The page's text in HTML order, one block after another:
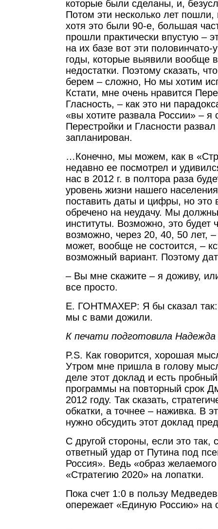
которые были сделаны, и,
Потом эти несколько лет
хотя это были 90-е, большая
прошли практически впустую –
на их базе вот эти
годы, которые выявили вообще
недостатки. Поэтому сказать,
берем – сложно, Но мы хотим
Кстати, мне очень нравится
Гласность, – как это ни
«вы хотите развала России» – я
Перестройки и Гласности
запланирован.
…Конечно, мы можем, как в
недавно ее посмотрел и
нас в 2012 г. в полтора раза
уровень жизни нашего
поставить даты и цифры, но это
обречено на неудачу. Мы
институты. Возможно, это будет
возможно, через 20, 40, 50 лет,
может, вообще не состоится, –
возможный вариант. Поэтому
– Вы мне скажите – я доживу,
все просто.
Е. ГОНТМАХЕР: Я бы сказал так:
мы с вами дожили.
К печати подготовила Надежда
P.S. Как говорится, хорошая
Утром мне пришла в голову
деле этот доклад и есть
программы на повторный срок
2012 году. Так сказать,
обкатки, а точнее – наживка. В
нужно обсудить этот доклад
С другой стороны, если это так,
ответный удар от Путина под
Россия». Ведь «образ
«Стратегию 2020» на лопатки.
Пока счет 1:0 в пользу
опережает «Единую Россию» на